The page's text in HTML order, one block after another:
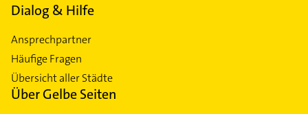
Dialog & Hilfe
Ansprechpartner
Häufige Fragen
Übersicht aller Städte
Über Gelbe Seiten